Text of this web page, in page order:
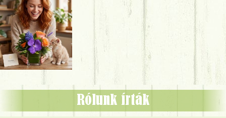
Rólunk írták